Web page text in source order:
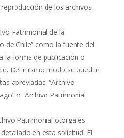
de los archivos
Patrimonial de la
de Chile” como la fuente del
la forma de publicación o
Del mismo modo se pueden
abreviadas: “Archivo
o Archivo Patrimonial
Patrimonial otorga es
en esta solicitud. El